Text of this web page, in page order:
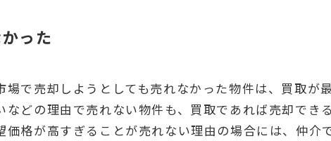
った
場で売却しようとしても売れなかった物件は、買取が
などの理由で売れない物件も、買取であれば売却でき
価格が高すぎることが売れない理由の場合には、仲介